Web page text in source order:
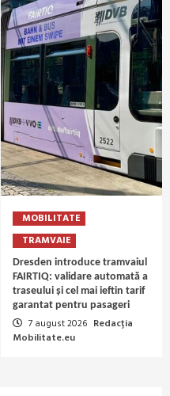
MOBILITATE
TRAMVAIE
Dresden introduce tramvaiul
FAIRTIQ: validare automată a
traseului și cel mai ieftin tarif
garantat pentru pasageri
7 august 2026 Redacția
Mobilitate.eu